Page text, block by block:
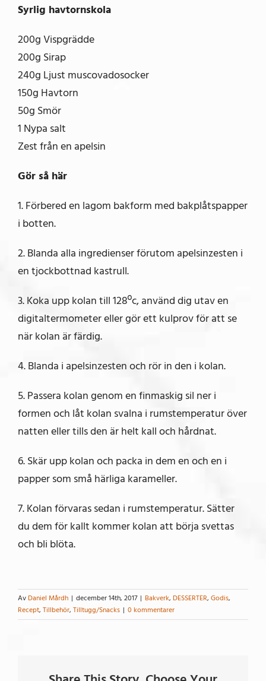
Syrlig havtornskola
200g Vispgrädde
200g Sirap
240g Ljust muscovadosocker
150g Havtorn
50g Smör
1 Nypa salt
Zest från en apelsin
Gör så här
1. Förbered en lagom bakform med bakplåtspapper
i botten.
2. Blanda alla ingredienser förutom apelsinzesten i
en tjockbottnad kastrull.
3. Koka upp kolan till 128ºc, använd dig utav en
digitaltermometer eller gör ett kulprov för att se
när kolan är färdig.
4. Blanda i apelsinzesten och rör in den i kolan.
5. Passera kolan genom en finmaskig sil ner i
formen och låt kolan svalna i rumstemperatur över
natten eller tills den är helt kall och hårdnat.
6. Skär upp kolan och packa in dem en och en i
papper som små härliga karameller.
7. Kolan förvaras sedan i rumstemperatur. Sätter
du dem för kallt kommer kolan att börja svettas
och bli blöta.
Av Daniel Mårdh | december 14th, 2017 | Bakverk, DESSERTER, Godis,
Recept, Tillbehör, Tilltugg/Snacks | 0 kommentarer